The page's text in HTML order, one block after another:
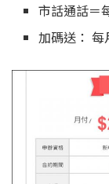
市話通話＝
加碼送：